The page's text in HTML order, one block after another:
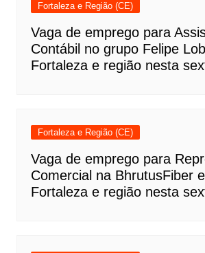
Fortaleza e Região (CE)
Vaga de emprego para
Contábil no grupo Felipe
Fortaleza e região nesta
Fortaleza e Região (CE)
Vaga de emprego para
Comercial na BhrutusFiber
Fortaleza e região nesta